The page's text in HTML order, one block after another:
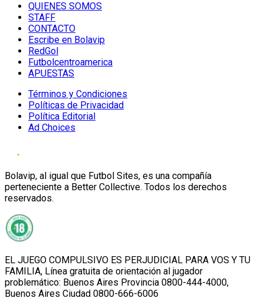
QUIENES SOMOS
STAFF
CONTACTO
Escribe en Bolavip
RedGol
Futbolcentroamerica
APUESTAS
Términos y Condiciones
Políticas de Privacidad
Política Editorial
Ad Choices
Bolavip, al igual que Futbol Sites, es una compañía
perteneciente a Better Collective. Todos los derechos
reservados.
EL JUEGO COMPULSIVO ES PERJUDICIAL PARA VOS Y TU
FAMILIA, Línea gratuita de orientación al jugador
problemático: Buenos Aires Provincia 0800-444-4000,
Buenos Aires Ciudad 0800-666-6006